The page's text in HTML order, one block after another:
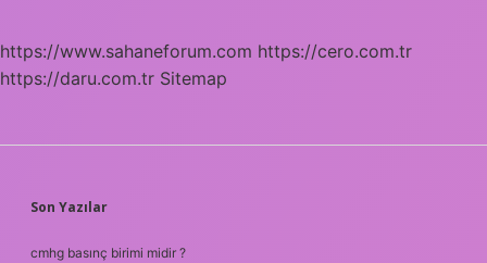
https://www.sahaneforum.com https://cero.com.tr
https://daru.com.tr Sitemap
SIDEBAR
Son Yazılar
cmhg basınç birimi midir ?